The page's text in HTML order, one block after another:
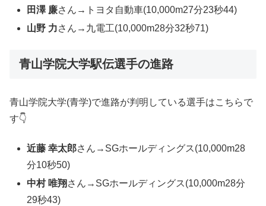
田澤 廉さん→トヨタ自動車(10,000m27分23秒44)
山野 力さん→九電工(10,000m28分32秒71)
青山学院大学駅伝選手の進路
青山学院大学(青学)で進路が判明している選手はこちらで
す👇
近藤 幸太郎さん→SGホールディングス(10,000m28
分10秒50)
中村 唯翔 さん→SGホールディングス(10,000m28分
29秒43)